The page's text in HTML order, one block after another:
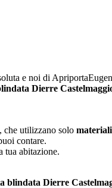
e noi di
Dierre
che utilizzano solo
contare.
tua abitazione.
blindata Dierre